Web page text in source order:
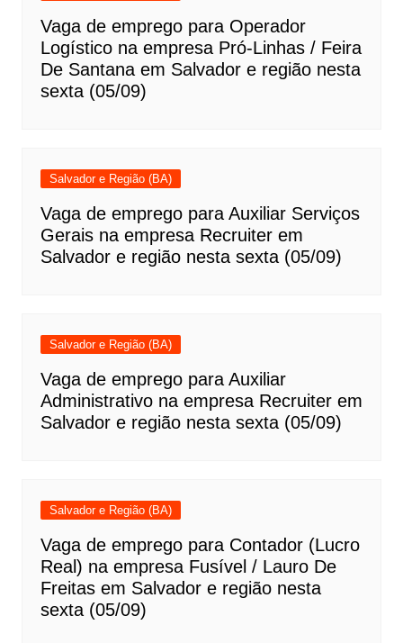
Vaga de emprego para Operador
Logístico na empresa Pró-Linhas / Feira
De Santana em Salvador e região nesta
sexta (05/09)
Salvador e Região (BA)
Vaga de emprego para Auxiliar Serviços
Gerais na empresa Recruiter em
Salvador e região nesta sexta (05/09)
Salvador e Região (BA)
Vaga de emprego para Auxiliar
Administrativo na empresa Recruiter em
Salvador e região nesta sexta (05/09)
Salvador e Região (BA)
Vaga de emprego para Contador (Lucro
Real) na empresa Fusível / Lauro De
Freitas em Salvador e região nesta
sexta (05/09)